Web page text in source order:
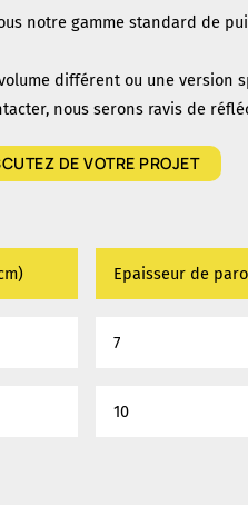
notre gamme standard de
différent ou une version
nous serons ravis de
DE VOTRE PROJET
Epaisseur de
7
10